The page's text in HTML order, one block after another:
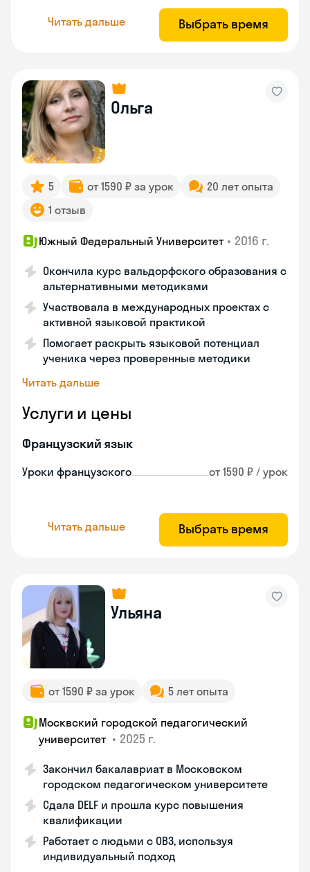
Читать дальше Выбрать время
Ольга
5 от 1590 ₽ за урок
20 лет опыта
1 отзыв
Южный Федеральный Университет • 2016 г.
Окончила курс вальдорфского образования с
альтернативными методиками
Участвовала в международных проектах с
активной языковой практикой
Помогает раскрыть языковой потенциал
ученика через проверенные методики
Читать дальше
Услуги и цены
Французский язык
Уроки французского от 1590 ₽ / урок
Читать дальше Выбрать время
Ульяна
от 1590 ₽ за урок 5 лет опыта
Москвский городской педагогический
университет • 2025 г.
Закончил бакалавриат в Московском
городском педагогическом университете
Сдала DELF и прошла курс повышения
квалификации
Работает с людьми с ОВЗ, используя
индивидуальный подход